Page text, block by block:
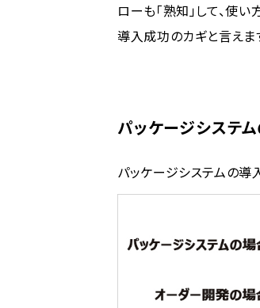
ローも「熟知」して、使
導入成功のカギと言えま
パッケージシステ
パッケージシステムの導